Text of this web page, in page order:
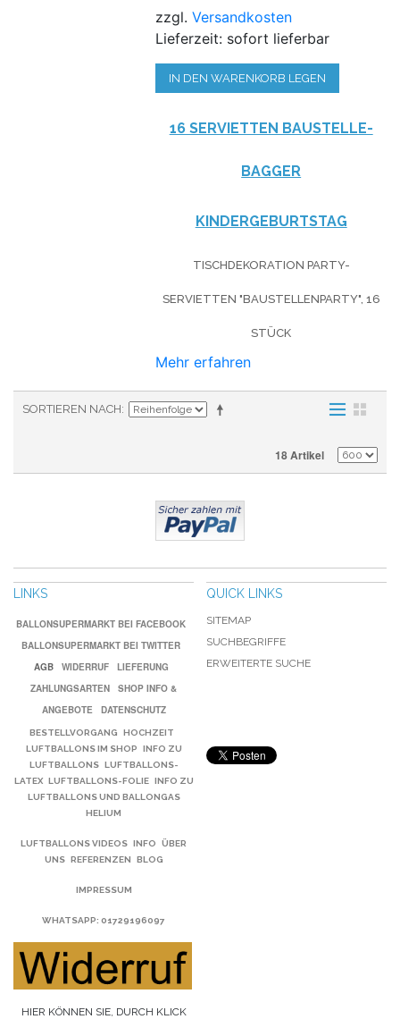
zzgl.Versandkosten
Lieferzeit: sofort lieferbar
IN DEN WARENKORB LEGEN
16 SERVIETTEN BAUSTELLE-
BAGGER
KINDERGEBURTSTAG
TISCHDEKORATION PARTY-
SERVIETTEN "BAUSTELLENPARTY", 16
STÜCK
Mehr erfahren
SORTIEREN NACH
18 Artikel
LINKS
BALLONSUPERMARKT BEI FACEBOOK
BALLONSUPERMARKT BEI TWITTER
AGB
WIDERRUF
LIEFERUNG
ZAHLUNGSARTEN
SHOP INFO &
ANGEBOTE
DATENSCHUTZ
BESTELLVORGANG
HOCHZEIT
LUFTBALLONS IM SHOP
INFO ZU
LUFTBALLONS LUFTBALLONS-
LATEX LUFTBALLONS-FOLIE INFO ZU
LUFTBALLONS UND BALLONGAS
HELIUM
LUFTBALLONS VIDEOS INFO
ÜBER
UNS REFERENZEN BLOG
IMPRESSUM
WHATSAPP: 01729196097
HIER KÖNNEN SIE, DURCH KLICK
QUICK LINKS
SITEMAP
SUCHBEGRIFFE
ERWEITERTE SUCHE